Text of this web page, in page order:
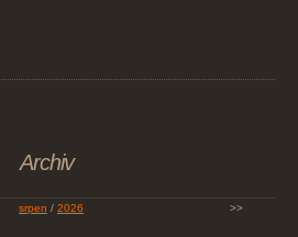
Archiv
srpen / 2026 >>